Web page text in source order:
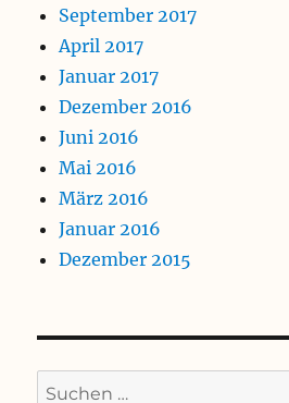
September 2017
April 2017
Januar 2017
Dezember 2016
Juni 2016
Mai 2016
März 2016
Januar 2016
Dezember 2015
Suchen